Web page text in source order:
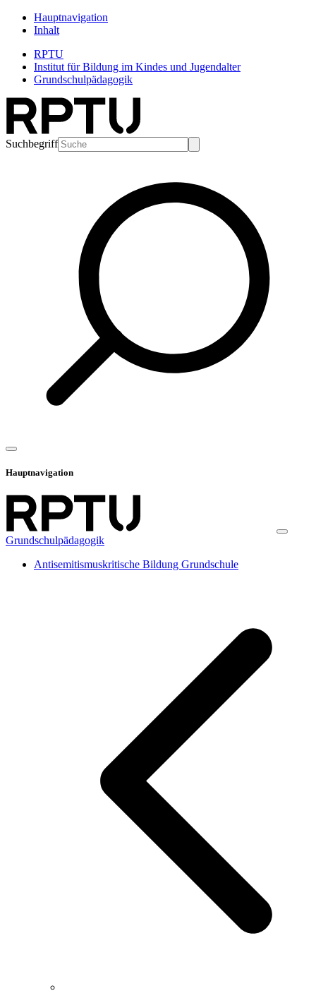
Hauptnavigation
Inhalt
RPTU
Institut für Bildung im Kindes und Jugendalter
Grundschulpädagogik
Suchbegriff
Hauptnavigation
Grundschulpädagogik
Antisemitismuskritische Bildung Grundschule